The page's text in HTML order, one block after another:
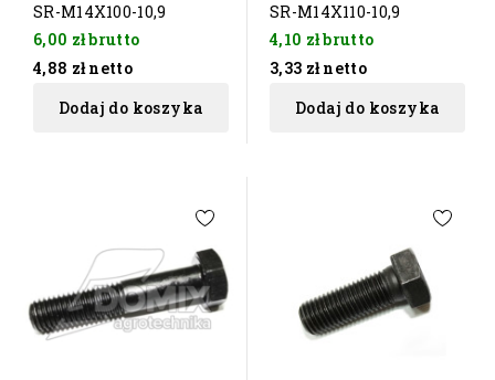
SR-M14X100-10,9
6,00 złbrutto
4,88 zł netto
Dodaj do koszyka
SR-M14X110-10,9
4,10 złbrutto
3,33 zł netto
Dodaj do koszyka